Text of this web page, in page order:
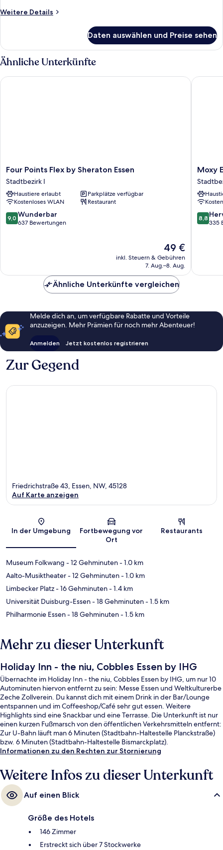
Weitere Details
Weitere
2 Einzelbetten
Daten auswählen und Preise sehen
Ähnliche Unterkünfte
Four
Points
Flex
by
Sheraton
Essen
Stadtbezirk
Four Points Flex by Sheraton Essen
Stadtbezirk I
Haustiere erlaubt
Parkplätze verfügbar
Kostenloses WLAN
Restaurant
9.0
von
9,0 Wunderbar
637 Bewertungen
Der
Preis
beträgt
49 €
inkl. Steuern & Gebühren
7. Aug.–8. Aug.
Four Points Flex by Sheraton Essen
Moxy
Essen
City
I
Moxy
8.8
von
8,8
335
Moxy
Ähnliche Unterkünfte vergleichen
Melde dich an, um verfügbare Rabatte und Vorteile
anzuzeigen. Mehr Prämien für noch mehr Abenteuer!
Anmelden Jetzt kostenlos registrieren
Zur Gegend
Karte
Friedrichstraße 43, Essen, NW, 45128
Auf Karte anzeigen
In der Umgebung
Fortbewegung vor
Ort
Restaurants
Museum Folkwang - 12 Gehminuten- 1.0 km
Aalto-Musiktheater- 12 Gehminuten- 1.0 km
Limbecker Platz- 16 Gehminuten- 1.4 km
Universität Duisburg-Essen- 18 Gehminuten- 1.5 km
Philharmonie Essen- 18 Gehminuten- 1.5 km
Mehr zu dieser Unterkunft
Holiday Inn - the niu, Cobbles Essen by IHG
Übernachte im Holiday Inn - the niu, Cobbles Essen by IHG, um nur 10
Autominuten hiervon entfernt zu sein: Messe Essen und Weltkulturerbe
Zeche Zollverein. Du kannst dich mit einem Drink in der Bar/Lounge
entspannen und im Coffeeshop/Café sehr gut essen. Weitere
Highlights sind eine Snackbar und eine Terrasse. Die Unterkunft ist nur
einen kurzen Fußmarsch von den öffentlichen Verkehrsmitteln entfernt:
Zur U-Bahn läuft man 6 Minuten (Stadtbahn-Haltestelle Planckstraße)
bzw. 6 Minuten (Stadtbahn-Haltestelle Bismarckplatz).
Informationen zu den Rechten zur Stornierung
Weitere Infos zu dieser Unterkunft
Auf einen Blick
Größe des Hotels
146 Zimmer
Erstreckt sich über 7 Stockwerke